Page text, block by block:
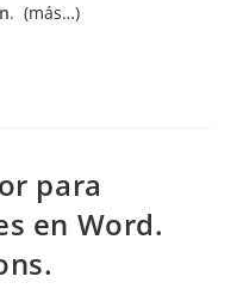
.(más…)
para
en Word.